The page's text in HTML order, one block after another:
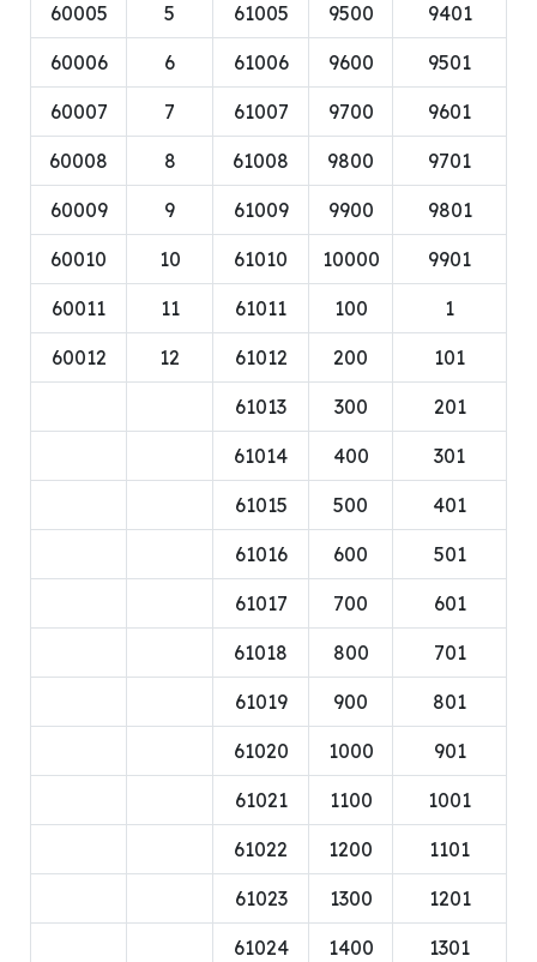
9401
9500
61005
5
60005
9501
9600
61006
6
60006
9601
9700
61007
7
60007
9701
9800
61008
8
60008
9801
9900
61009
9
60009
9901
10000
61010
10
60010
1
100
61011
11
60011
101
200
61012
12
60012
201
300
61013
301
400
61014
401
500
61015
501
600
61016
601
700
61017
701
800
61018
801
900
61019
901
1000
61020
1001
1100
61021
1101
1200
61022
1201
1300
61023
1301
1400
61024